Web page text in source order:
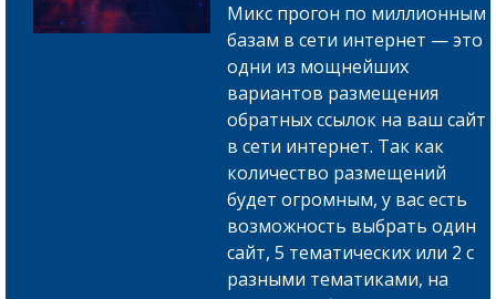
Микс прогон по миллионным
базам в сети интернет — это
одни из мощнейших
вариантов размещения
обратных ссылок на ваш сайт
в сети интернет. Так как
количество размещений
будет огромным, у вас есть
возможность выбрать один
сайт, 5 тематических или 2 с
разными тематиками, на